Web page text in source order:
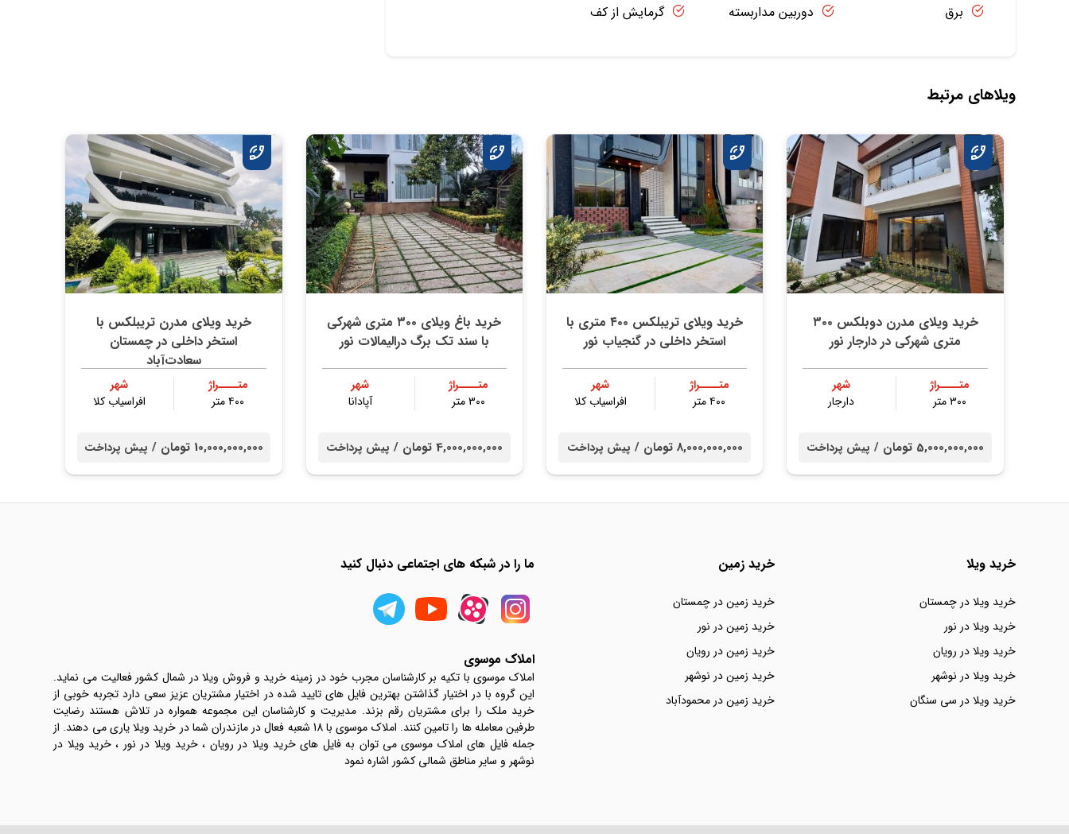
برق
دوربین مداربسته
گرمایش از کف
ویلاهای مرتبط
خرید ویلای مدرن دوبلکس ۳۰۰
متری شهرکی در دارجار نور
متــــراژ
۳۰۰ متر
شهر
دارجار
5,000,000,000 تومان / پیش پرداخت
خرید ویلای تریبلکس ۴۰۰ متری با
استخر داخلی در گنجیاب نور
متــــراژ
۴۰۰ متر
شهر
افراسیاب کلا
8,000,000,000 تومان / پیش پرداخت
خرید باغ ویلای ۳۰۰ متری شهرکی
با سند تک برگ درالیمالات نور
متــــراژ
۳۰۰ متر
شهر
آپادانا
4,000,000,000 تومان / پیش پرداخت
خرید ویلای مدرن تریبلکس با
استخر داخلی در چمستان
سعادت‌آباد
متــــراژ
۴۰۰ متر
شهر
افراسیاب کلا
10,000,000,000 تومان / پیش پرداخت
خرید ویلا
خرید ویلا در چمستان
خرید ویلا در نور
خرید ویلا در رویان
خرید ویلا در نوشهر
خرید ویلا در سی سنگان
خرید زمین
خرید زمین در چمستان
خرید زمین در نور
خرید زمین در رویان
خرید زمین در نوشهر
خرید زمین در محمودآباد
ما را در شبکه های اجتماعی دنبال کنید
املاک موسوی
املاک موسوی با تکیه بر کارشناسان مجرب خود در زمینه خرید و فروش ویلا در شمال کشور فعالیت می نماید.
این گروه با در اختیار گذاشتن بهترین فایل های تایید شده در اختیار مشتریان عزیز سعی دارد تجربه خوبی از
خرید ملک را برای مشتریان رقم بزند. مدیریت و کارشناسان این مجموعه همواره در تلاش هستند رضایت
طرفین معامله ها را تامین کنند. املاک موسوی با 18 شعبه فعال در مازندران شما در خرید ویلا یاری می دهند. از
جمله فایل های املاک موسوی می توان به فایل های خرید ویلا در رویان ، خرید ویلا در نور ، خرید ویلا در
نوشهر و سایر مناطق شمالی کشور اشاره نمود